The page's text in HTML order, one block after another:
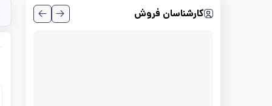
کارشناسان فروش